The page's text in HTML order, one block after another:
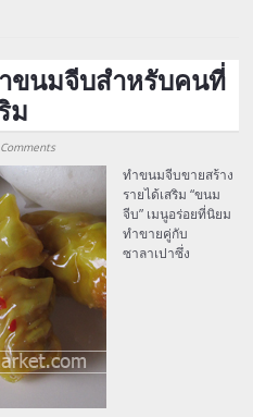
ขนมจีบสำหรับคนที่
ม
ทำขนมจีบขายสร้าง
รายได้เสริม “ขนม
จีบ” เมนูอร่อยที่นิยม
ทำขายคู่กับ
ซาลาเปาซึ่ง